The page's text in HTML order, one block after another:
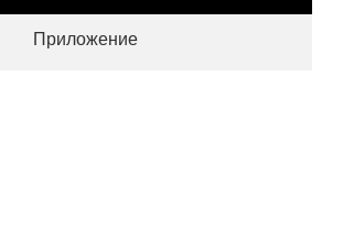
Приложение